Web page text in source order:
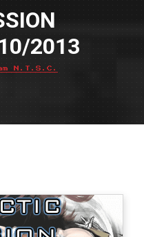
2013
N.T.S.C.